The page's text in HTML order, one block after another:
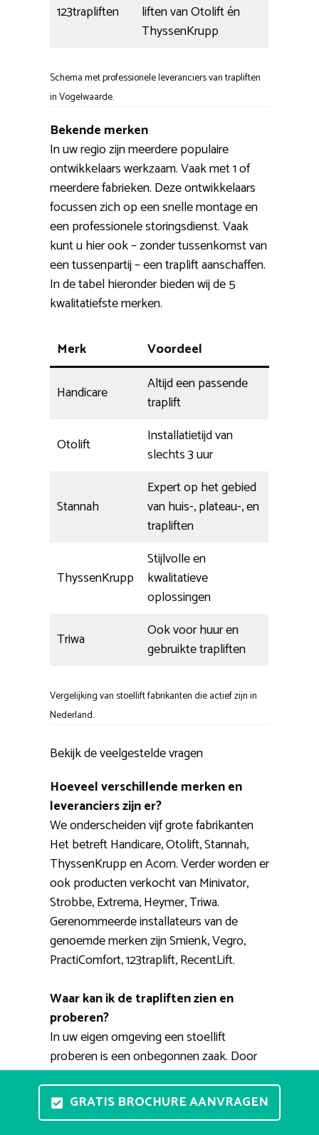
123trapliften
liften van Otolift én
ThyssenKrupp
Schema met professionele leveranciers van trapliften
in Vogelwaarde.
Bekende merken
In uw regio zijn meerdere populaire
ontwikkelaars werkzaam. Vaak met 1 of
meerdere fabrieken. Deze ontwikkelaars
focussen zich op een snelle montage en
een professionele storingsdienst. Vaak
kunt u hier ook – zonder tussenkomst van
een tussenpartij – een traplift aanschaffen.
In de tabel hieronder bieden wij de 5
kwalitatiefste merken.
Merk Voordeel
Handicare
Altijd een passende
traplift
Otolift
Installatietijd van
slechts 3 uur
Stannah
Expert op het gebied
van huis-, plateau-, en
trapliften
ThyssenKrupp
Stijlvolle en
kwalitatieve
oplossingen
Triwa
Ook voor huur en
gebruikte trapliften
Vergelijking van stoellift fabrikanten die actief zijn in
Nederland.
Bekijk de veelgestelde vragen
Hoeveel verschillende merken en
leveranciers zijn er?
We onderscheiden vijf grote fabrikanten
Het betreft Handicare, Otolift, Stannah,
ThyssenKrupp en Acorn. Verder worden er
ook producten verkocht van Minivator,
Strobbe, Extrema, Heymer, Triwa.
Gerenommeerde installateurs van de
genoemde merken zijn Smienk, Vegro,
PractiComfort, 123traplift, RecentLift.
Waar kan ik de trapliften zien en
proberen?
In uw eigen omgeving een stoellift
proberen is een onbegonnen zaak. Door
het hele land zijn er gelukkig showrooms
waar u de liften met eigen ogen kunt zien
en waar men verschillende types kan
GRATIS BROCHURE AANVRAGEN